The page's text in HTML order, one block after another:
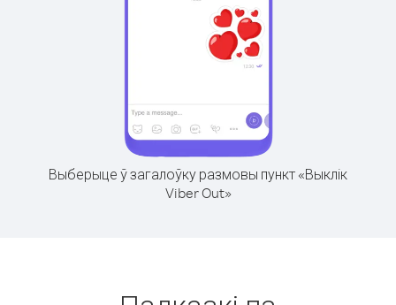
Выберыце ў загалоўку размовы пункт «Выклік
Viber Out»